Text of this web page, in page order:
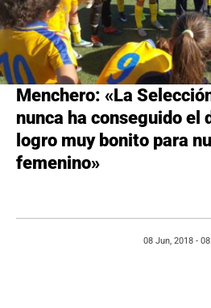
Menchero: «La
nunca ha conseguido el
logro muy bonito para
femenino»
08 Jun, 2018 -